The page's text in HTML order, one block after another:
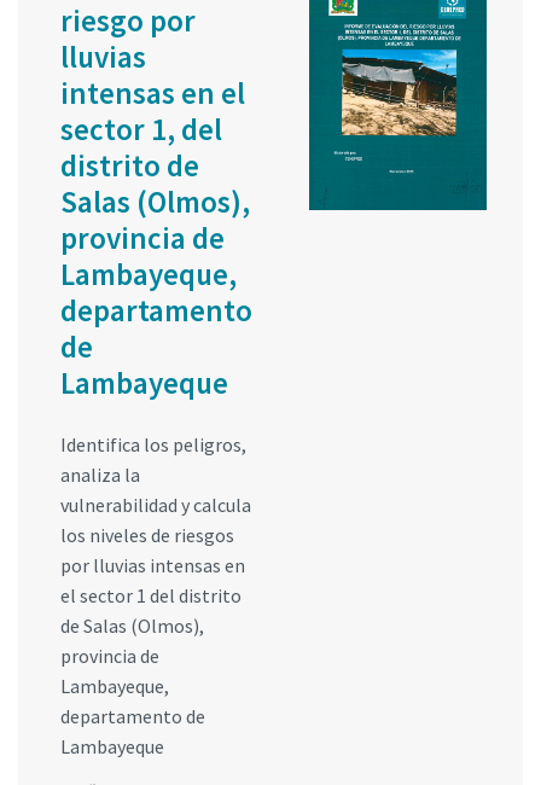
riesgo por
lluvias
intensas en el
sector 1, del
distrito de
Salas (Olmos),
provincia de
Lambayeque,
departamento
de
Lambayeque
Identifica los peligros,
analiza la
vulnerabilidad y calcula
los niveles de riesgos
por lluvias intensas en
el sector 1 del distrito
de Salas (Olmos),
provincia de
Lambayeque,
departamento de
Lambayeque